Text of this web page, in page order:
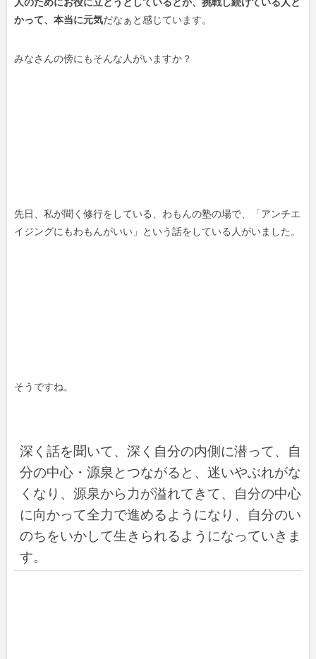
かって、本当に元気だなぁと感じています。
みなさんの傍にもそんな人がいますか？
先日、私が聞く修行をしている、わもんの塾の場で、「アンチエ
イジングにもわもんがいい」という話をしている人がいました。
そうですね。
深く話を聞いて、深く自分の内側に潜って、自
分の中心・源泉とつながると、迷いやぶれがな
くなり、源泉から力が溢れてきて、自分の中心
に向かって全力で進めるようになり、自分のい
のちをいかして生きられるようになっていきま
す。